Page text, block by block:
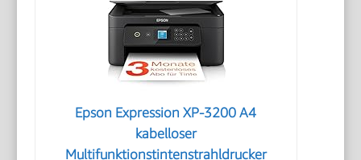
Epson Expression XP-3200 A4
kabelloser
Multifunktionstintenstrahldrucker